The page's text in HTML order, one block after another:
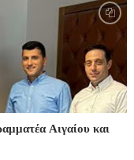
Αιγαίου και